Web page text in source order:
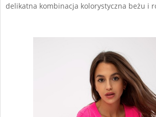
delikatna kombinacja kolorystyczna beżu i